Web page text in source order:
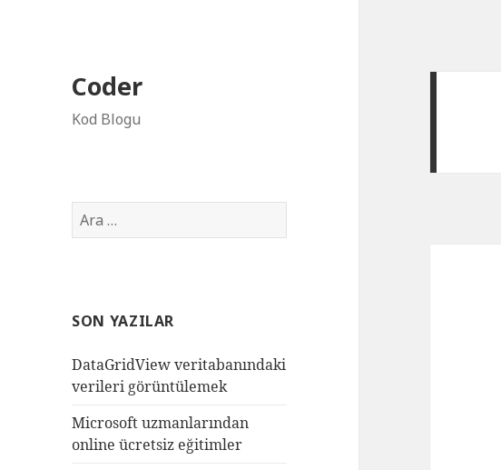
Coder
Kod Blogu
Arama:
SON YAZILAR
DataGridView veritabanındaki
verileri görüntülemek
Microsoft uzmanlarından
online ücretsiz eğitimler